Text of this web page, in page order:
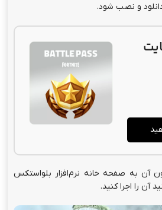
دانلود و نصب شود.
آن به صفحه خانه نرم‌افزار بلواستکس
آن را اجرا کنید.